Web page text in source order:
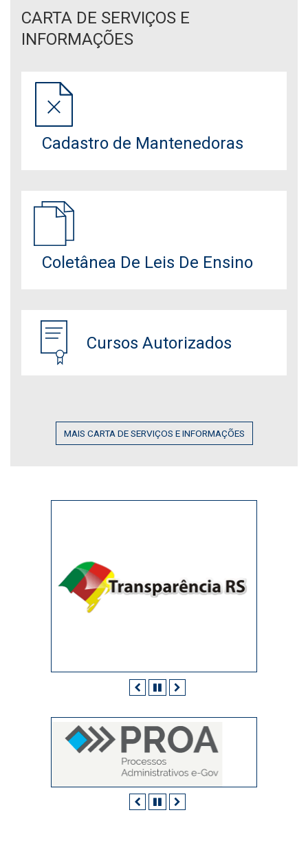
CARTA DE SERVIÇOS E
INFORMAÇÕES
Cadastro de Mantenedoras
Coletânea De Leis De Ensino
Cursos Autorizados
MAIS CARTA DE SERVIÇOS E INFORMAÇÕES
AnteriorPausar
AnteriorPausar